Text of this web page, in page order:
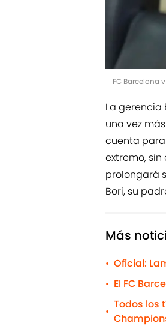
FC Barcelona
La
una vez
cuenta para
extremo,
prolongará
Bori, su
Más
• Oficial:
• El FC
•
Todos los